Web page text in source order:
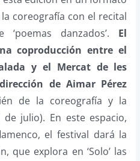
coreografía con el recital
danzados’. El
coproducción entre el
y el Mercat de les
de Aimar Pérez
de la coreografía y la
julio). En este espacio,
el festival dará la
que explora en ‘Solo’ las